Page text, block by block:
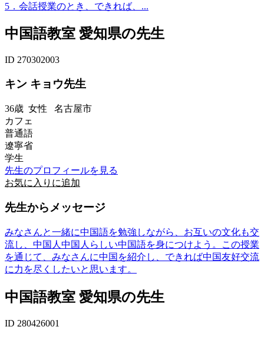
5．会話授業のとき、できれば、...
中国語教室 愛知県の先生
ID 270302003
キン キョウ先生
36歳 女性 名古屋市
カフェ
普通語
遼寧省
学生
先生のプロフィールを見る
お気に入りに追加
先生からメッセージ
みなさんと一緒に中国語を勉強しながら、お互いの文化も交
流し、中国人中国人らしい中国語を身につけよう。この授業
を通じて、みなさんに中国を紹介し、できれば中国友好交流
に力を尽くしたいと思います。
中国語教室 愛知県の先生
ID 280426001